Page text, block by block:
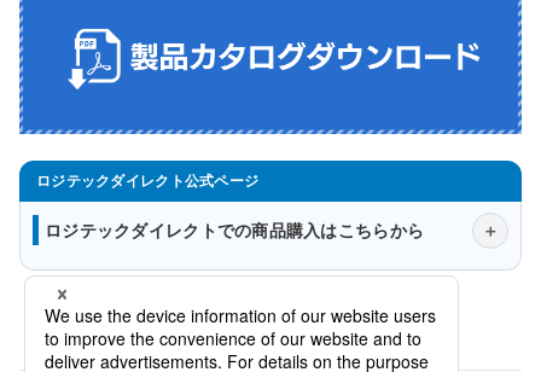
ロジテックダイレクトでの商品購入はこちらから
会社概要 法人様窓口
プライバシーポリシー
特定商取引法に関する表示について